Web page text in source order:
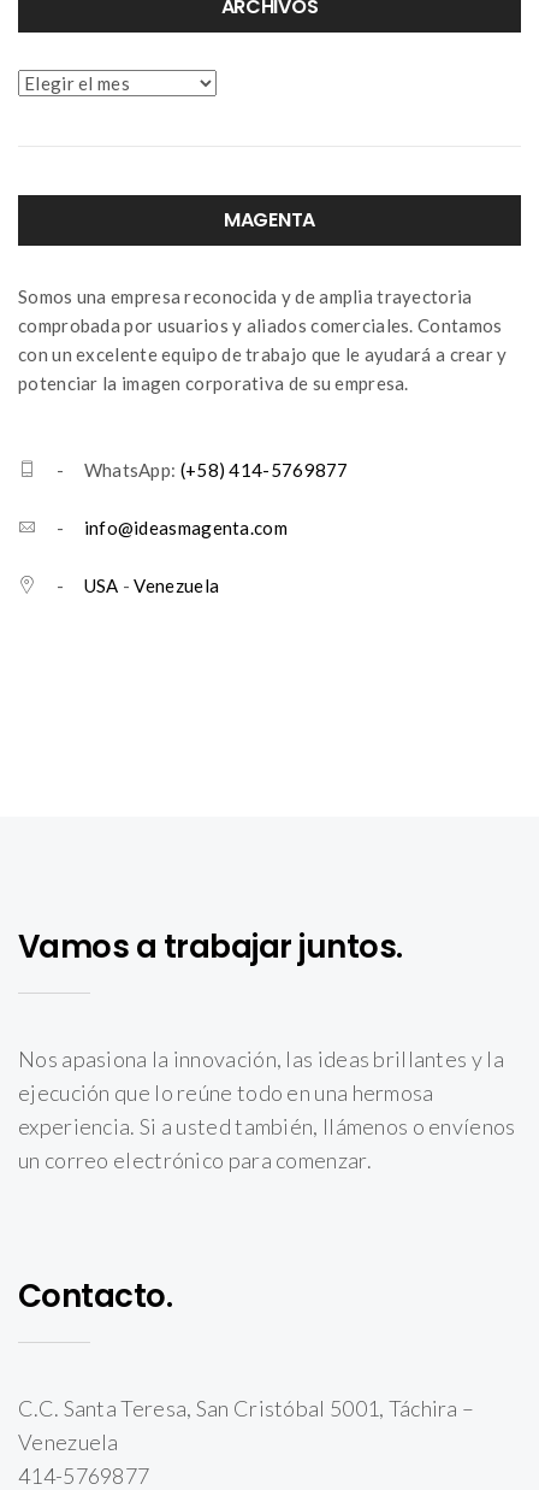
ARCHIVOS
Archivos
MAGENTA
Somos una empresa reconocida y de amplia trayectoria
comprobada por usuarios y aliados comerciales. Contamos
con un excelente equipo de trabajo que le ayudará a crear y
potenciar la imagen corporativa de su empresa.
- WhatsApp: (+58) 414-5769877
- info@ideasmagenta.com
- USA -Venezuela
Vamos a trabajar juntos.
Nos apasiona la innovación, las ideas brillantes y la
ejecución que lo reúne todo en una hermosa
experiencia. Si a usted también, llámenos o envíenos
un correo electrónico para comenzar.
Contacto.
C.C. Santa Teresa, San Cristóbal 5001, Táchira –
Venezuela
414-5769877